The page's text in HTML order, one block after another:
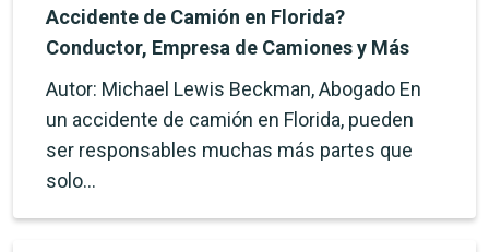
Accidente de Camión en Florida?
Conductor, Empresa de Camiones y Más
Autor: Michael Lewis Beckman, Abogado En
un accidente de camión en Florida, pueden
ser responsables muchas más partes que
solo…